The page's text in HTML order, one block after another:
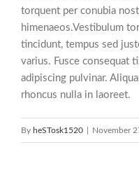
torquent per conubia
himenaeos.Vestibulum
tincidunt, tempus sed
varius. Fusce consequat
adipiscing pulvinar.
rhoncus nulla in laoreet.
By heSTosk1520 November